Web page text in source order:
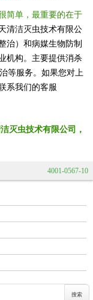
简单，最重要的在于
清洁灭虫技术有限公
治）和病媒生物防制
机构。主要提供消杀
等服务。如果您对上
系我们的客服
灭虫技术有限公司，
4001-0567-10